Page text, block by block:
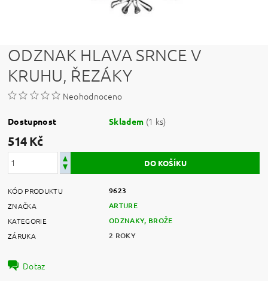
ODZNAK HLAVA SRNCE V
KRUHU, ŘEZÁKY
Neohodnoceno
Dostupnost Skladem (1 ks)
514 Kč
KÓD PRODUKTU 9623
ZNAČKA ARTURE
KATEGORIE ODZNAKY, BROŽE
ZÁRUKA 2 ROKY
Dotaz